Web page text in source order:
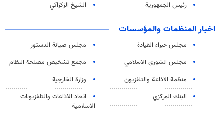
رئيس الجمهورية
الشيخ الزكزاكي
اخبار المنظمات والمؤسسات
مجلس خبراء القيادة
مجلس صيانة الدستور
مجلس الشورى الاسلامي
مجمع تشخيص مصلحة النظام
منظمة الاذاعة والتلفزیون
وزارة الخارجية
البنك المركزي
اتحاد الاذاعات والتلفزيونات
الاسلامية